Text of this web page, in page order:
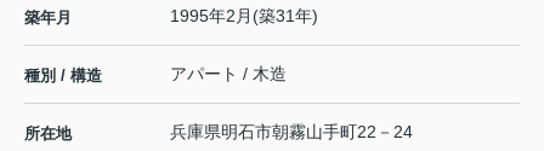
築年月 1995年2月(築31年)
種別 / 構造 アパート / 木造
所在地 兵庫県明石市朝霧山手町22－24